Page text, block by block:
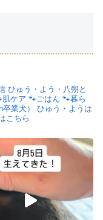
ひゅう・よう・八朔と
肌ケア 🐾ごはん 🐾暮ら
業犬）
ひゅう・ようは
こちら